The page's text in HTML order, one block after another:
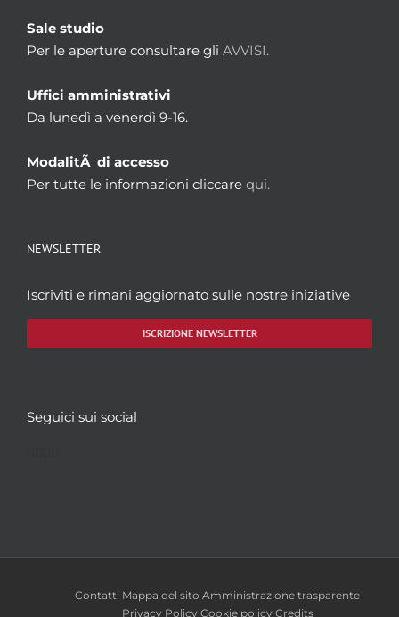
Sale studio
Per le aperture consultare gli AVVISI.
Uffici amministrativi
Da lunedì a venerdì 9-16.
ModalitÃ di accesso
Per tutte le informazioni cliccare qui.
NEWSLETTER
Iscriviti e rimani aggiornato sulle nostre iniziative
ISCRIZIONE NEWSLETTER
Seguici sui social
Contatti Mappa del sito Amministrazione trasparente
Privacy Policy Cookie policy Credits